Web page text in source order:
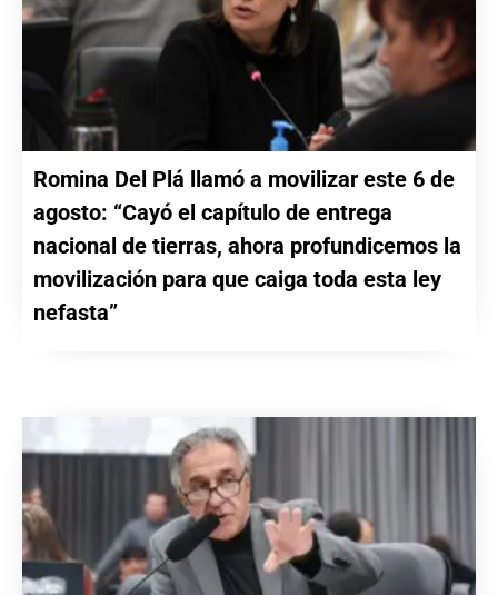
Romina Del Plá llamó a movilizar este 6 de
agosto: “Cayó el capítulo de entrega
nacional de tierras, ahora profundicemos la
movilización para que caiga toda esta ley
nefasta”